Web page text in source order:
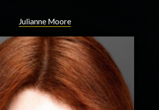
Julianne Moore